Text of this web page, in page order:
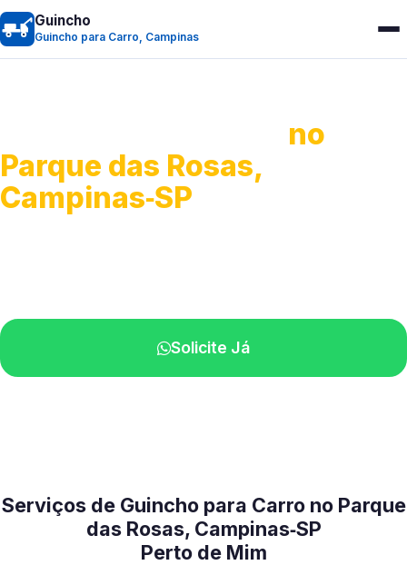
Guincho
Guincho para Carro, Campinas
no
Parque das Rosas,
Campinas‑SP
Solicite Já
Serviços de Guincho para Carro no Parque
das Rosas, Campinas‑SP
Perto de Mim